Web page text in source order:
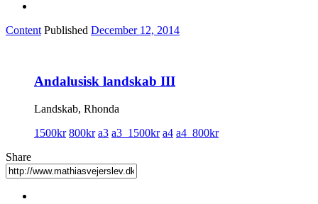
Content Published December 12, 2014
Andalusisk landskab III
Landskab, Rhonda
1500kr 800kr a3 a3_1500kr a4 a4_800kr
Share